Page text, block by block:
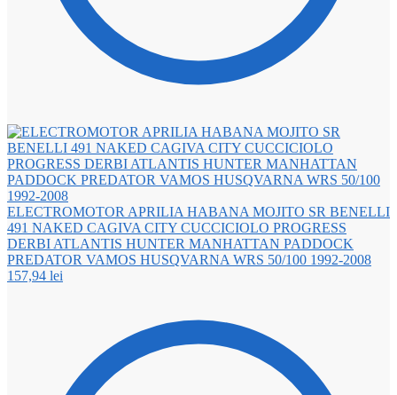
ELECTROMOTOR APRILIA HABANA MOJITO SR BENELLI
491 NAKED CAGIVA CITY CUCCICIOLO PROGRESS
DERBI ATLANTIS HUNTER MANHATTAN PADDOCK
PREDATOR VAMOS HUSQVARNA WRS 50/100 1992-2008
157,94 lei